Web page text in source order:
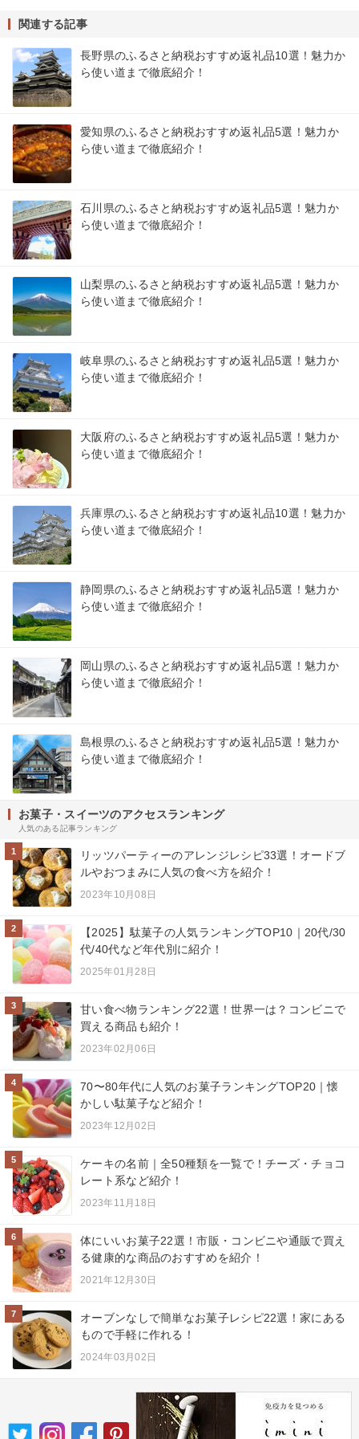
関連する記事
長野県のふるさと納税おすすめ返礼品10選！魅力か
ら使い道まで徹底紹介！
愛知県のふるさと納税おすすめ返礼品5選！魅力か
ら使い道まで徹底紹介！
石川県のふるさと納税おすすめ返礼品5選！魅力か
ら使い道まで徹底紹介！
山梨県のふるさと納税おすすめ返礼品5選！魅力か
ら使い道まで徹底紹介！
岐阜県のふるさと納税おすすめ返礼品5選！魅力か
ら使い道まで徹底紹介！
大阪府のふるさと納税おすすめ返礼品5選！魅力か
ら使い道まで徹底紹介！
兵庫県のふるさと納税おすすめ返礼品10選！魅力か
ら使い道まで徹底紹介！
静岡県のふるさと納税おすすめ返礼品5選！魅力か
ら使い道まで徹底紹介！
岡山県のふるさと納税おすすめ返礼品5選！魅力か
ら使い道まで徹底紹介！
島根県のふるさと納税おすすめ返礼品5選！魅力か
ら使い道まで徹底紹介！
お菓子・スイーツのアクセスランキング
人気のある記事ランキング
1
リッツパーティーのアレンジレシピ33選！オードブ
ルやおつまみに人気の食べ方を紹介！
2023年10月08日
2
【2025】駄菓子の人気ランキングTOP10｜20代/30
代/40代など年代別に紹介！
2025年01月28日
3
甘い食べ物ランキング22選！世界一は？コンビニで
買える商品も紹介！
2023年02月06日
4
70〜80年代に人気のお菓子ランキングTOP20｜懐
かしい駄菓子など紹介！
2023年12月02日
5
ケーキの名前｜全50種類を一覧で！チーズ・チョコ
レート系など紹介！
2023年11月18日
6
体にいいお菓子22選！市販・コンビニや通販で買え
る健康的な商品のおすすめを紹介！
2021年12月30日
7
オーブンなしで簡単なお菓子レシピ22選！家にある
もので手軽に作れる！
2024年03月02日